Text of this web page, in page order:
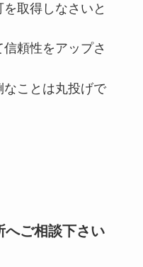
取得しなさいと
頼性をアップさ
ことは丸投げで
へご相談下さい